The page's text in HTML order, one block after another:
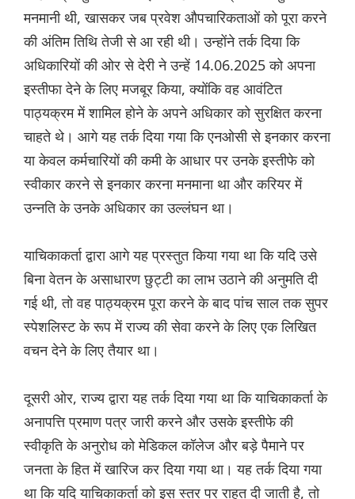
मनमानी थी, खासकर जब प्रवेश औपचारिकताओं को पूरा करने
की अंतिम तिथि तेजी से आ रही थी। उन्होंने तर्क दिया कि
अधिकारियों की ओर से देरी ने उन्हें 14.06.2025 को अपना
इस्तीफा देने के लिए मजबूर किया, क्योंकि वह आवंटित
पाठ्यक्रम में शामिल होने के अपने अधिकार को सुरक्षित करना
चाहते थे। आगे यह तर्क दिया गया कि एनओसी से इनकार करना
या केवल कर्मचारियों की कमी के आधार पर उनके इस्तीफे को
स्वीकार करने से इनकार करना मनमाना था और करियर में
उन्नति के उनके अधिकार का उल्लंघन था।
याचिकाकर्ता द्वारा आगे यह प्रस्तुत किया गया था कि यदि उसे
बिना वेतन के असाधारण छुट्टी का लाभ उठाने की अनुमति दी
गई थी, तो वह पाठ्यक्रम पूरा करने के बाद पांच साल तक सुपर
स्पेशलिस्ट के रूप में राज्य की सेवा करने के लिए एक लिखित
वचन देने के लिए तैयार था।
दूसरी ओर, राज्य द्वारा यह तर्क दिया गया था कि याचिकाकर्ता के
अनापत्ति प्रमाण पत्र जारी करने और उसके इस्तीफे की
स्वीकृति के अनुरोध को मेडिकल कॉलेज और बड़े पैमाने पर
जनता के हित में खारिज कर दिया गया था। यह तर्क दिया गया
था कि यदि याचिकाकर्ता को इस स्तर पर राहत दी जाती है, तो